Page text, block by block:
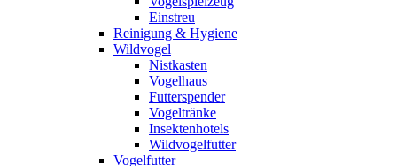
Einstreu
Reinigung & Hygiene
Wildvogel
Nistkasten
Vogelhaus
Futterspender
Vogeltränke
Insektenhotels
Wildvogelfutter
Vogelfutter